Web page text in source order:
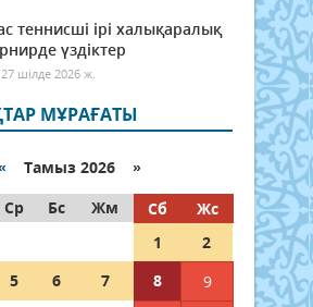
теннисші ірі халықаралық
үздіктер
27 шілде 2026 ж.
МҰРАҒАТЫ
Тамыз 2026 »
Ср Бс Жм Сб
Жс
1
2
5 6 7 8
9